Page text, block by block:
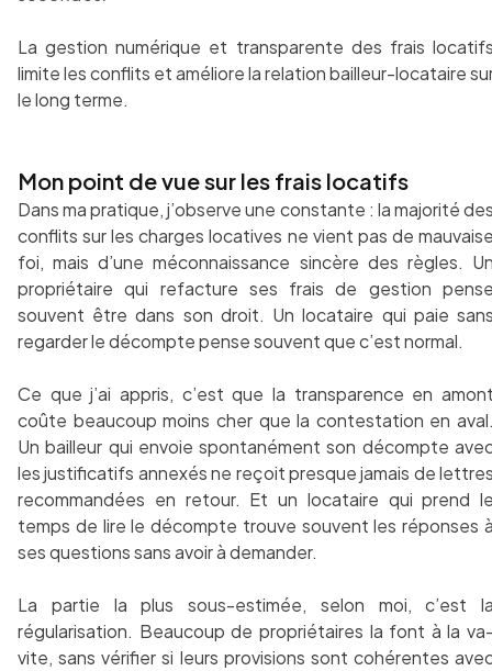
La gestion numérique et transparente des frais
limite les conflits et améliore la relation bailleur-locataire
le long terme.
Mon point de vue sur les frais locatifs
Dans ma pratique, j’observe une constante : la majorité
conflits sur les charges locatives ne vient pas de
foi, mais d’une méconnaissance sincère des règles.
propriétaire qui refacture ses frais de gestion
souvent être dans son droit. Un locataire qui paie
regarder le décompte pense souvent que c’est normal.
Ce que j’ai appris, c’est que la transparence en
coûte beaucoup moins cher que la contestation en
Un bailleur qui envoie spontanément son décompte
les justificatifs annexés ne reçoit presque jamais de
recommandées en retour. Et un locataire qui prend
temps de lire le décompte trouve souvent les réponses
ses questions sans avoir à demander.
La partie la plus sous-estimée, selon moi, c’est
régularisation. Beaucoup de propriétaires la font à la
vite, sans vérifier si leurs provisions sont cohérentes